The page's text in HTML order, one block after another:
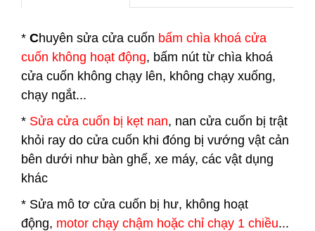
* Chuyên sửa cửa cuốn bấm chìa khoá cửa
cuốn không hoạt động, bấm nút từ chìa khoá
cửa cuốn không chạy lên, không chạy xuống,
chạy ngắt...
* Sửa cửa cuốn bị kẹt nan, nan cửa cuốn bị trật
khỏi ray do cửa cuốn khi đóng bị vướng vật cản
bên dưới như bàn ghế, xe máy, các vật dụng
khác
* Sửa mô tơ cửa cuốn bị hư, không hoạt
động, motor chạy chậm hoặc chỉ chạy 1 chiều...